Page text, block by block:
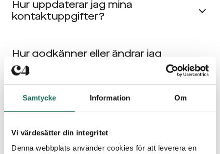
Samtycke Information Om
Vi värdesätter din integritet
Denna webbplats använder cookies för att leverera en
Hur uppdaterar jag mina
kontaktuppgifter?
Hur godkänner eller ändrar jag
samtycken för marknadsföring?
Hur ändrar jag mina samtycken –
steg för steg?